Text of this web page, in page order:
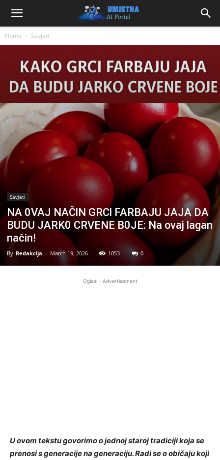
Home Savjeti
Savjeti
NA 0VAJ NAČlN GRCl FARBAJU JAJA DA
BUDU JARK0 CRVENE B0JE: Na ovaj lagan
način!
By Redakcija - March 19, 2026 1053 0
Oglasi - Advertisement
U ovom tekstu govorimo o jednoj staroj tradiciji koja se
prenosi s generacije na generaciju. Radi se o običaju koji